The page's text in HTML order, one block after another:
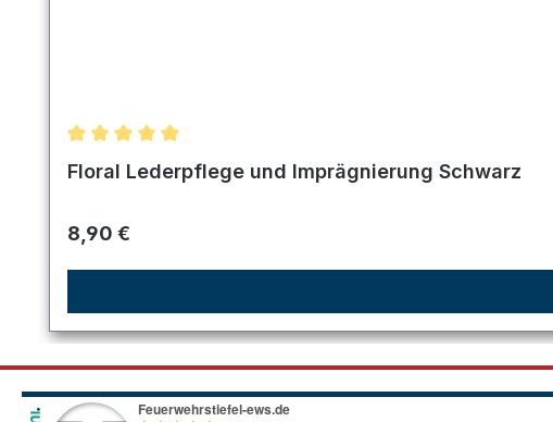
Durchschnittliche Bewertung von 5 von 5 Sternen
Floral Lederpflege und Imprägnierung Schwarz
Regulärer Preis:
8,90 €